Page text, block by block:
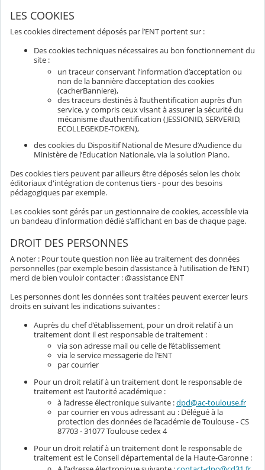
LES COOKIES
Les cookies directement déposés par l’ENT portent sur :
Des cookies techniques nécessaires au bon fonctionnement du
site :
un traceur conservant l’information d’acceptation ou
non de la bannière d’acceptation des cookies
(cacherBanniere),
des traceurs destinés à l’authentification auprès d’un
service, y compris ceux visant à assurer la sécurité du
mécanisme d’authentification (JESSIONID, SERVERID,
ECOLLEGEKDE-TOKEN),
des cookies du Dispositif National de Mesure d’Audience du
Ministère de l’Education Nationale, via la solution Piano.
Des cookies tiers peuvent par ailleurs être déposés selon les choix
éditoriaux d'intégration de contenus tiers - pour des besoins
pédagogiques par exemple.
Les cookies sont gérés par un gestionnaire de cookies, accessible via
un bandeau d'information dédié s'affichant en bas de chaque page.
DROIT DES PERSONNES
A noter : Pour toute question non liée au traitement des données
personnelles (par exemple besoin d’assistance à l’utilisation de l’ENT)
merci de bien vouloir contacter : @assistance ENT
Les personnes dont les données sont traitées peuvent exercer leurs
droits en suivant les indications suivantes :
Auprès du chef d’établissement, pour un droit relatif à un
traitement dont il est responsable de traitement :
via son adresse mail ou celle de l’établissement
via le service messagerie de l’ENT
par courrier
Pour un droit relatif à un traitement dont le responsable de
traitement est l'autorité académique :
à l’adresse électronique suivante :dpd@ac-toulouse.fr
par courrier en vous adressant au : Délégué à la
protection des données de l’académie de Toulouse - CS
87703 - 31077 Toulouse cedex 4
Pour un droit relatif à un traitement dont le responsable de
traitement est le Conseil départemental de la Haute-Garonne :